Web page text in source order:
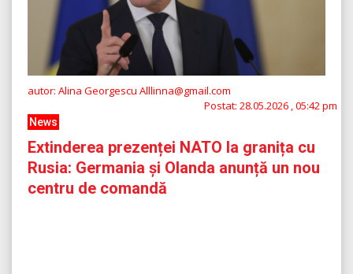
autor: Alina Georgescu Alllinna@gmail.com
Postat: 28.05.2026 , 05:42 pm
News
Extinderea prezenței NATO la granița cu
Rusia: Germania și Olanda anunță un nou
centru de comandă